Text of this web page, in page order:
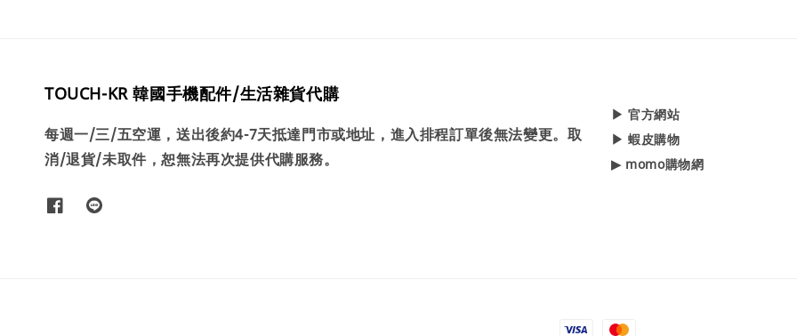
TOUCH-KR 韓國手機配件/生活雜貨代購
每週一/三/五空運，送出後約4-7天抵達門市或地址，進入排程訂單後無法變更。取
消/退貨/未取件，恕無法再次提供代購服務。
▶ 官方網站
▶ 蝦皮購物
▶ momo購物網